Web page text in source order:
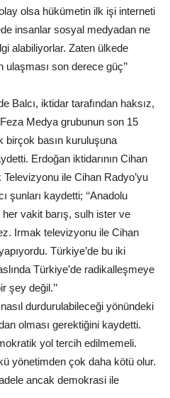
olsa hükümetin ilk işi interneti
insanlar sosyal medyadan ne
alabiliyorlar. Zaten ülkede
ulaşması son derece güç’’
Balcı, iktidar tarafından haksız,
Medya grubunun son 15
birçok basın kuruluşuna
Erdoğan iktidarının Cihan
ile Cihan Radyo’yu
şunları kaydetti; ‘‘Anadolu
vakit barış, sulh ister ve
Irmak televizyonu ile Cihan
Türkiye’de bu iki
Türkiye’de radikalleşmeye
şey değil.’’
durdurulabileceği yönündeki
olması gerektiğini kaydetti.
yol tercih edilmemeli.
yönetimden çok daha kötü olur.
ancak demokrasi ile